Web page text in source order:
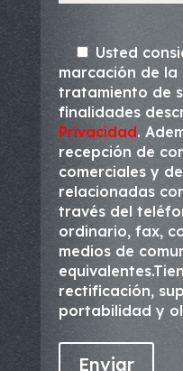
Usted
marcación de la
tratamiento de
finalidades
Privacidad.
recepción de
comerciales y
relacionadas
través del
ordinario, fax,
medios de
rectificación,
portabilidad y